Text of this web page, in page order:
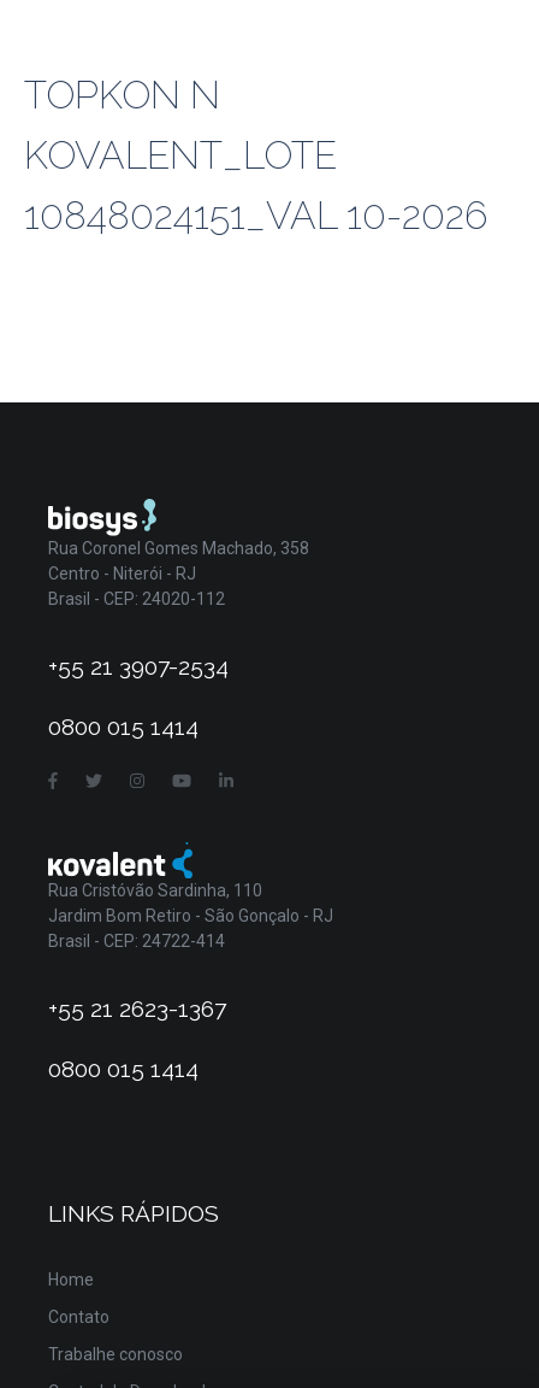
TOPKON N
KOVALENT_LOTE
10848024151_VAL 10-2026
Rua Coronel Gomes Machado, 358
Centro - Niterói - RJ
Brasil - CEP: 24020-112
+55 21 3907-2534
0800 015 1414
Rua Cristóvão Sardinha, 110
Jardim Bom Retiro - São Gonçalo - RJ
Brasil - CEP: 24722-414
+55 21 2623-1367
0800 015 1414
LINKS RÁPIDOS
Home
Contato
Trabalhe conosco